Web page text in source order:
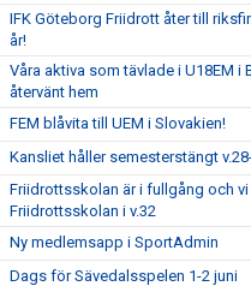
IFK Göteborg Friidrott åter till
år!
Våra aktiva som tävlade i U18EM i
återvänt hem
FEM blåvita till UEM i Slovakien!
Kansliet håller semesterstängt
Friidrottsskolan är i fullgång och vi
Friidrottsskolan i v.32
Ny medlemsapp i SportAdmin
Dags för Sävedalsspelen 1-2 juni